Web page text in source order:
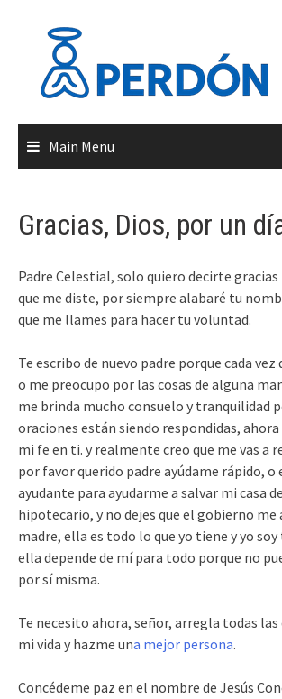
Main Menu
Gracias, Dios, por un
Padre Celestial, solo quiero decirte gracias
que me diste, por siempre alabaré tu
que me llames para hacer tu voluntad.
Te escribo de nuevo padre porque cada
o me preocupo por las cosas de alguna
me brinda mucho consuelo y tranquilidad
oraciones están siendo respondidas,
mi fe en ti. y realmente creo que me vas a
por favor querido padre ayúdame rápido, o
ayudante para ayudarme a salvar mi casa
hipotecario, y no dejes que el gobierno me
madre, ella es todo lo que yo tiene y yo
ella depende de mí para todo porque no
por sí misma.
Te necesito ahora, señor, arregla todas las
mi vida y hazme una mejor persona.
Concédeme paz en el nombre de Jesús